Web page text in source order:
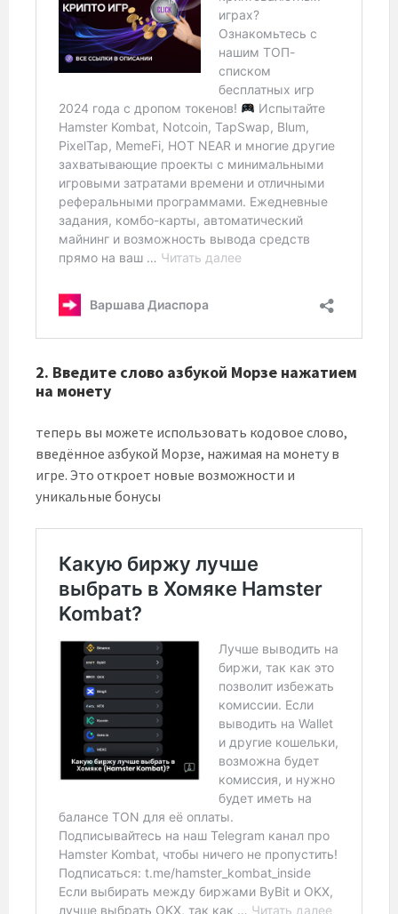
2. Введите слово азбукой Морзе нажатием
на монету
теперь вы можете использовать кодовое слово,
введённое азбукой Морзе, нажимая на монету в
игре. Это откроет новые возможности и
уникальные бонусы